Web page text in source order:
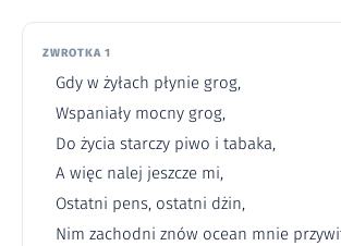
ZWROTKA 1
Gdy w żyłach płynie grog,
Wspaniały mocny grog,
Do życia starczy piwo i tabaka,
A więc nalej jeszcze mi,
Ostatni pens, ostatni dżin,
Nim zachodni znów ocean mnie